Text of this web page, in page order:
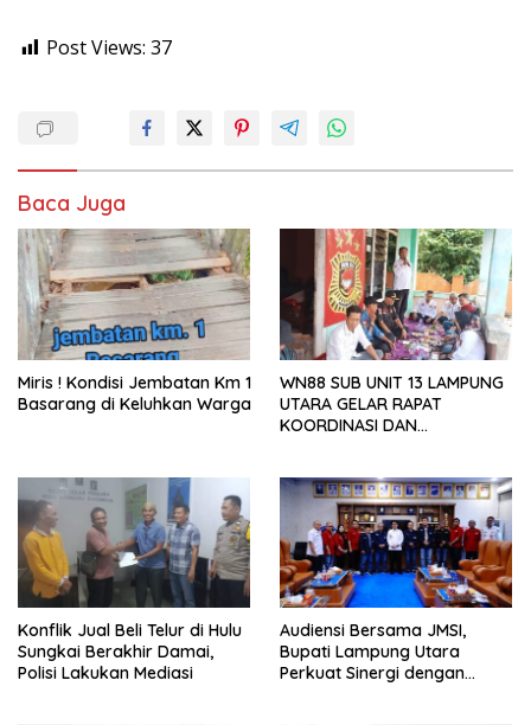
Post Views: 37
Baca Juga
Miris ! Kondisi Jembatan Km 1
Basarang di Keluhkan Warga
WN88 SUB UNIT 13 LAMPUNG
UTARA GELAR RAPAT
KOORDINASI DAN
Konflik Jual Beli Telur di Hulu
Sungkai Berakhir Damai,
Polisi Lakukan Mediasi
Audiensi Bersama JMSI,
Bupati Lampung Utara
Perkuat Sinergi dengan